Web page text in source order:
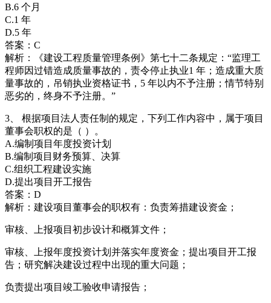
B.6 个月
C.1 年
D.5 年
答案：C
解析：《建设工程质量管理条例》第七十二条规定：“监理工
程师因过错造成质量事故的，责令停止执业1 年；造成重大质
量事故的，吊销执业资格证书，5 年以内不予注册；情节特别
恶劣的，终身不予注册。”
3、 根据项目法人责任制的规定，下列工作内容中，属于项目
董事会职权的是（ ）。
A.编制项目年度投资计划
B.编制项目财务预算、决算
C.组织工程建设实施
D.提出项目开工报告
答案：D
解析：建设项目董事会的职权有：负责筹措建设资金；
审核、上报项目初步设计和概算文件；
审核、上报年度投资计划并落实年度资金；提出项目开工报
告；研究解决建设过程中出现的重大问题；
负责提出项目竣工验收申请报告；